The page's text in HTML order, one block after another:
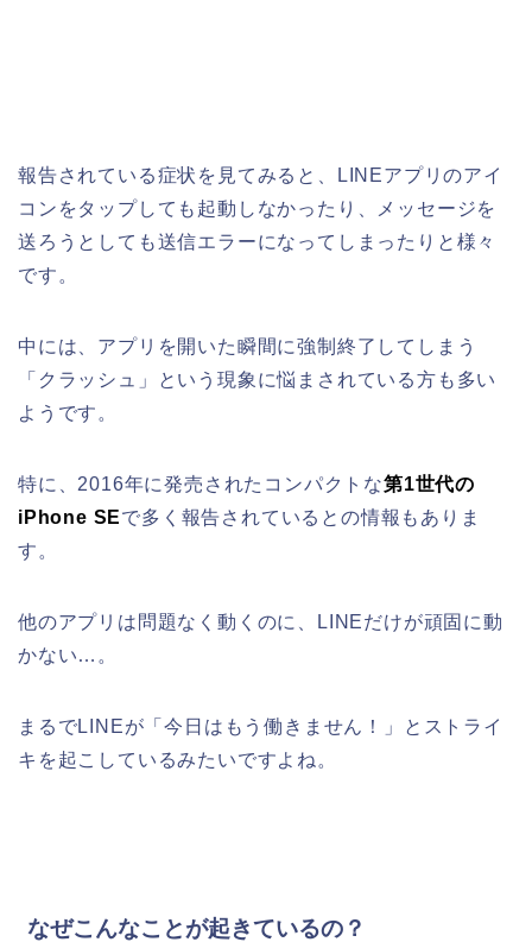
報告されている症状を見てみると、LINEアプリのアイ
コンをタップしても起動しなかったり、メッセージを
送ろうとしても送信エラーになってしまったりと様々
です。
中には、アプリを開いた瞬間に強制終了してしまう
「クラッシュ」という現象に悩まされている方も多い
ようです。
特に、2016年に発売されたコンパクトな第1世代の
iPhone SEで多く報告されているとの情報もありま
す。
他のアプリは問題なく動くのに、LINEだけが頑固に動
かない…。
まるでLINEが「今日はもう働きません！」とストライ
キを起こしているみたいですよね。
なぜこんなことが起きているの？